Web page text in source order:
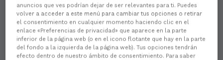
anuncios que ves podrían dejar de ser relevantes para ti. Puedes
volver a acceder a este menú para cambiar tus opciones o retirar
el consentimiento en cualquier momento haciendo clic en el
enlace «Preferencias de privacidad» que aparece en la parte
inferior de la página web (o en el icono flotante que hay en la parte
del fondo a la izquierda de la página web). Tus opciones tendrán
efecto dentro de nuestro ámbito de consentimiento. Para saber